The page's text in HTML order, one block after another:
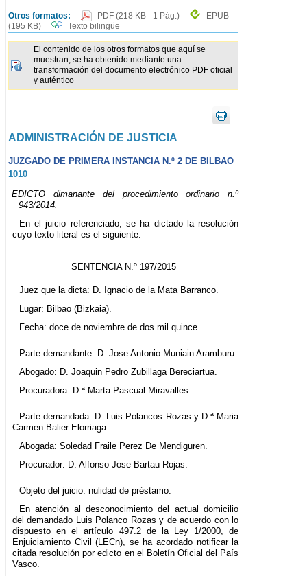
Otros formatos: PDF (218 KB - 1 Pág.)
EPUB
(195 KB)
Texto bilingüe
El contenido de los otros formatos que aquí se
muestran, se ha obtenido mediante una
transformación del documento electrónico PDF oficial
y auténtico
ADMINISTRACIÓN DE JUSTICIA
JUZGADO DE PRIMERA INSTANCIA N.º 2 DE BILBAO
1010
EDICTO dimanante del procedimiento ordinario n.º
943/2014.
En el juicio referenciado, se ha dictado la resolución
cuyo texto literal es el siguiente:
SENTENCIA N.º 197/2015
Juez que la dicta: D. Ignacio de la Mata Barranco.
Lugar: Bilbao (Bizkaia).
Fecha: doce de noviembre de dos mil quince.
Parte demandante: D. Jose Antonio Muniain Aramburu.
Abogado: D. Joaquin Pedro Zubillaga Bereciartua.
Procuradora: D.ª Marta Pascual Miravalles.
Parte demandada: D. Luis Polancos Rozas y D.ª Maria
Carmen Balier Elorriaga.
Abogada: Soledad Fraile Perez De Mendiguren.
Procurador: D. Alfonso Jose Bartau Rojas.
Objeto del juicio: nulidad de préstamo.
En atención al desconocimiento del actual domicilio
del demandado Luis Polanco Rozas y de acuerdo con lo
dispuesto en el artículo 497.2 de la Ley 1/2000, de
Enjuiciamiento Civil (LECn), se ha acordado notificar la
citada resolución por edicto en el Boletín Oficial del País
Vasco.